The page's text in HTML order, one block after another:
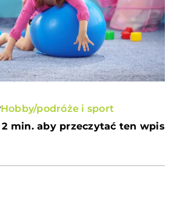
Hobby/podróże i sport
min. aby przeczytać ten wpis